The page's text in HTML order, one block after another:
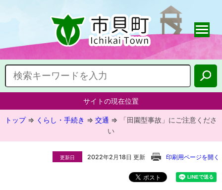
サイトの現在位置
トップ⇒ くらし・手続き ⇒ 交通 ⇒
「田園型事故」にご注意くださ
い
更新日 2022年2月18日 更新 印刷用ページを開く